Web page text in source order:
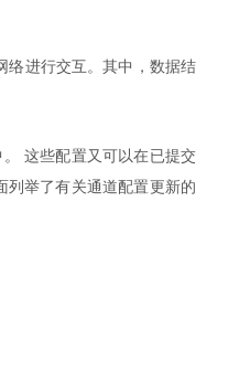
络进行交互。其中，数据结
这些配置又可以在已提交
列举了有关通道配置更新的